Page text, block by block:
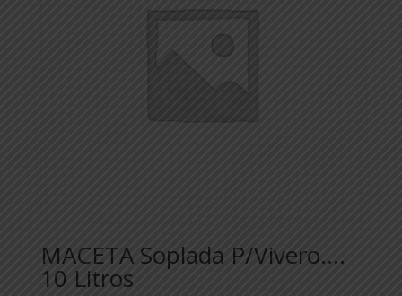
MACETA Soplada P/Vivero….
10 Litros